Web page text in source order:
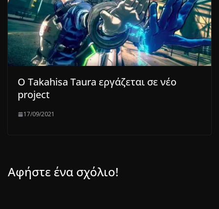
Ο Takahisa Taura εργάζεται σε νέο
project
17/09/2021
Αφήστε ένα σχόλιο!